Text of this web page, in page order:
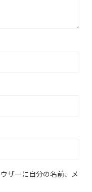
ザーに自分の名前、メ